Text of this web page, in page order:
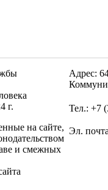
г.
на сайте,
и смежных
Адрес:
Тел.: +7
Эл.